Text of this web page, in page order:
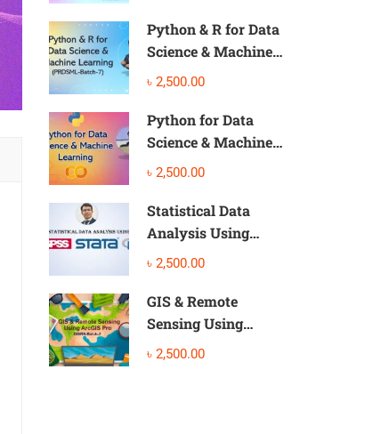
Python & R for Data
Science & Machine
Learning
৳ 2,500.00
Python for Data
Science & Machine
Learning
৳ 2,500.00
Statistical Data
Analysis Using
SPSS, Stata, and R
৳ 2,500.00
GIS & Remote
Sensing Using
ArcGIS Pro
৳ 2,500.00